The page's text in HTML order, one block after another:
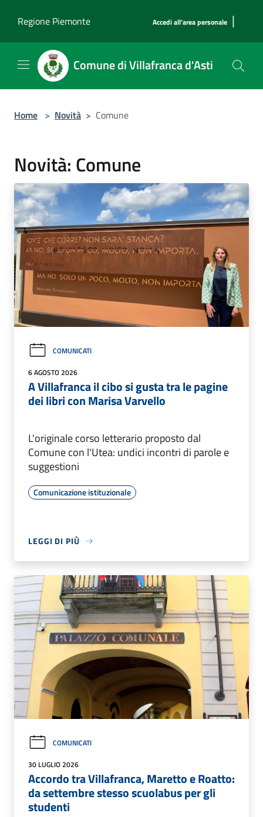
Regione Piemonte
Accedi all'area personale |
Comune di Villafranca d'Asti
Home > Novità > Comune
Novità: Comune
COMUNICATI
6 AGOSTO 2026
A Villafranca il cibo si gusta tra le pagine
dei libri con Marisa Varvello
L'originale corso letterario proposto dal
Comune con l'Utea: undici incontri di parole e
suggestioni
Comunicazione istituzionale
LEGGI DI PIÙ
COMUNICATI
30 LUGLIO 2026
Accordo tra Villafranca, Maretto e Roatto:
da settembre stesso scuolabus per gli
studenti